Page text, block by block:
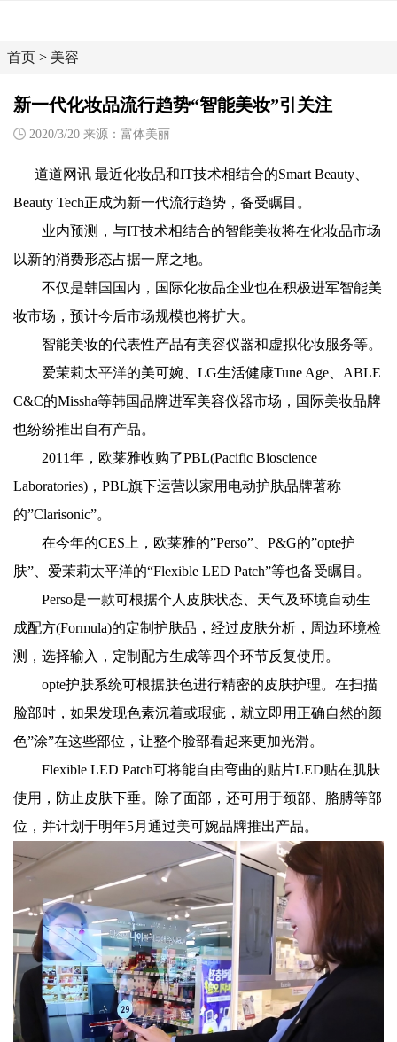
首页 > 美容
新一代化妆品流行趋势“智能美妆”引关注
2020/3/20 来源：富体美丽
道道网讯 最近化妆品和IT技术相结合的Smart Beauty、
Beauty Tech正成为新一代流行趋势，备受瞩目。
业内预测，与IT技术相结合的智能美妆将在化妆品市场
以新的消费形态占据一席之地。
不仅是韩国国内，国际化妆品企业也在积极进军智能美
妆市场，预计今后市场规模也将扩大。
智能美妆的代表性产品有美容仪器和虚拟化妆服务等。
爱茉莉太平洋的美可婉、LG生活健康Tune Age、ABLE
C&C的Missha等韩国品牌进军美容仪器市场，国际美妆品牌
也纷纷推出自有产品。
2011年，欧莱雅收购了PBL(Pacific Bioscience
Laboratories)，PBL旗下运营以家用电动护肤品牌著称
的”Clarisonic”。
在今年的CES上，欧莱雅的”Perso”、P&G的”opte护
肤”、爱茉莉太平洋的“Flexible LED Patch”等也备受瞩目。
Perso是一款可根据个人皮肤状态、天气及环境自动生
成配方(Formula)的定制护肤品，经过皮肤分析，周边环境检
测，选择输入，定制配方生成等四个环节反复使用。
opte护肤系统可根据肤色进行精密的皮肤护理。在扫描
脸部时，如果发现色素沉着或瑕疵，就立即用正确自然的颜
色”涂”在这些部位，让整个脸部看起来更加光滑。
Flexible LED Patch可将能自由弯曲的贴片LED贴在肌肤
使用，防止皮肤下垂。除了面部，还可用于颈部、胳膊等部
位，并计划于明年5月通过美可婉品牌推出产品。